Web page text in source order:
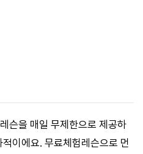
슨을 매일 무제한으로 제공하
이에요. 무료체험레슨으로 먼